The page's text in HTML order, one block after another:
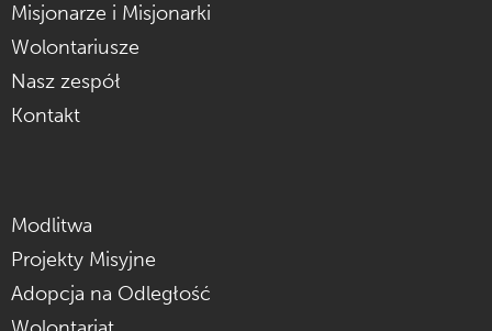
Misjonarze i Misjonarki
Wolontariusze
Nasz zespół
Kontakt
Modlitwa
Projekty Misyjne
Adopcja na Odległość